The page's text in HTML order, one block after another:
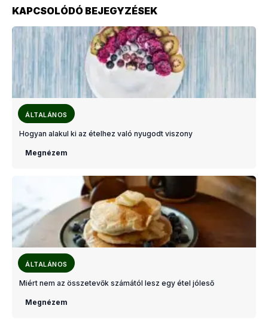
KAPCSOLÓDÓ BEJEGYZÉSEK
ÁLTALÁNOS
Hogyan alakul ki az ételhez való nyugodt viszony
Megnézem
ÁLTALÁNOS
Miért nem az összetevők számától lesz egy étel jóleső
Megnézem